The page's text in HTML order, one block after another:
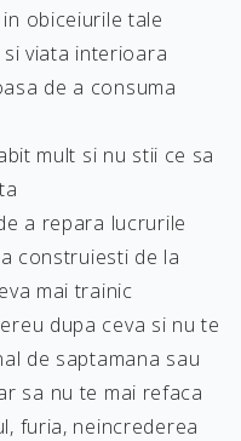
obiceiurile tale
viata interioara
de a consuma
mult si nu stii ce sa
a repara lucrurile
construiesti de la
mai trainic
dupa ceva si nu te
de saptamana sau
sa nu te mai refaca
furia, neincrederea